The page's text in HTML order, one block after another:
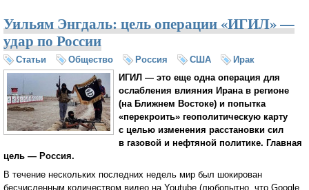
Уильям Энгдаль: цель операции «ИГИЛ» —
удар по России
Статьи Общество Россия США
Ирак
ИГИЛ — это еще одна операция для
ослабления влияния Ирана в регионе
(на Ближнем Востоке) и попытка
«перекроить» геополитическую карту
с целью изменения расстановки сил
в газовой и нефтяной политике. Главная
цель — Россия.
В течение нескольких последних недель мир был шокирован
бесчисленным количеством видео на Youtube (любопытно, что Google